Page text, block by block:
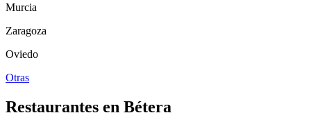
Murcia
Zaragoza
Oviedo
Otras
Restaurantes en Bétera